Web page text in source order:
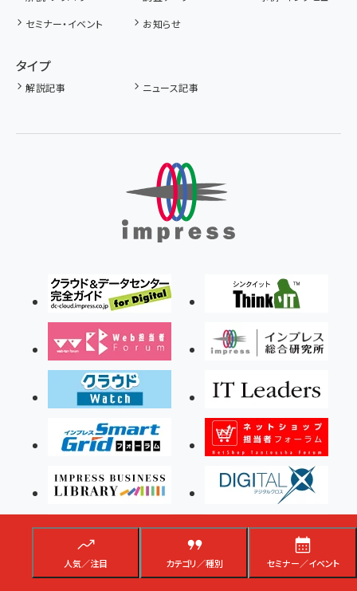
人気／注目 カテゴリ／種別 セミナー／イベント
セミナー・イベント
お知らせ
タイプ
解説記事 ニュース記事